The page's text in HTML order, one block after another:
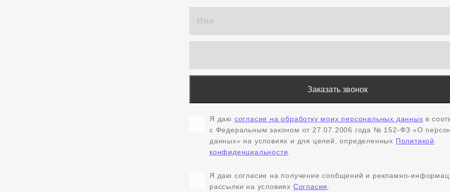
Я даю согласие на обработку моих персональных данных в
с Федеральным законом от 27.07.2006 года № 152-ФЗ «О
данных» на условиях и для целей, определенных Политикой
конфиденциальности
Я даю согласие на получение сообщений и рекламно-
рассылки на условиях Согласия